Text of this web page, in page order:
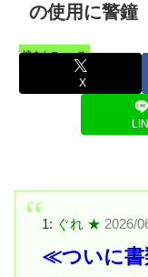
の使用に警鐘
憤まんニュース
X
1: ぐれ ★ 2026/
≪ついに書